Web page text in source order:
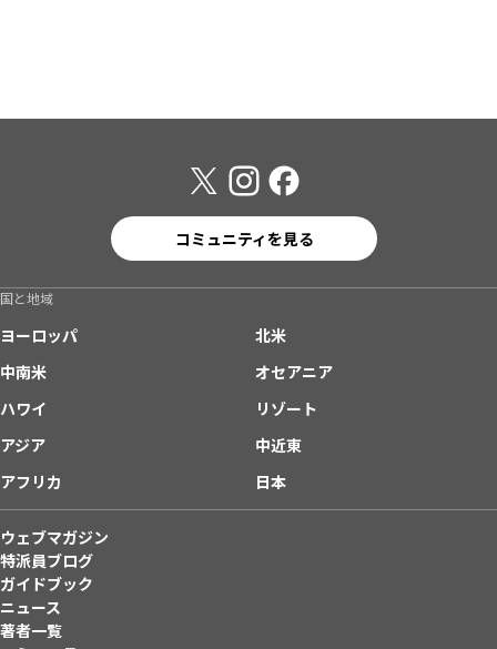
コミュニティを見る
国と地域
ヨーロッパ
北米
中南米
オセアニア
ハワイ
リゾート
アジア
中近東
アフリカ
日本
ウェブマガジン
特派員ブログ
ガイドブック
ニュース
著者一覧